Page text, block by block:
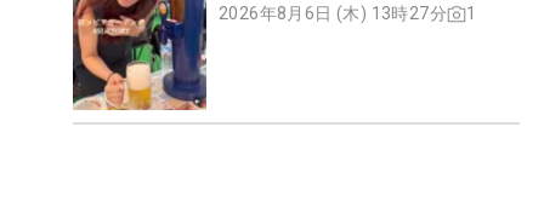
2026年8月6日 (木) 13時27分 1